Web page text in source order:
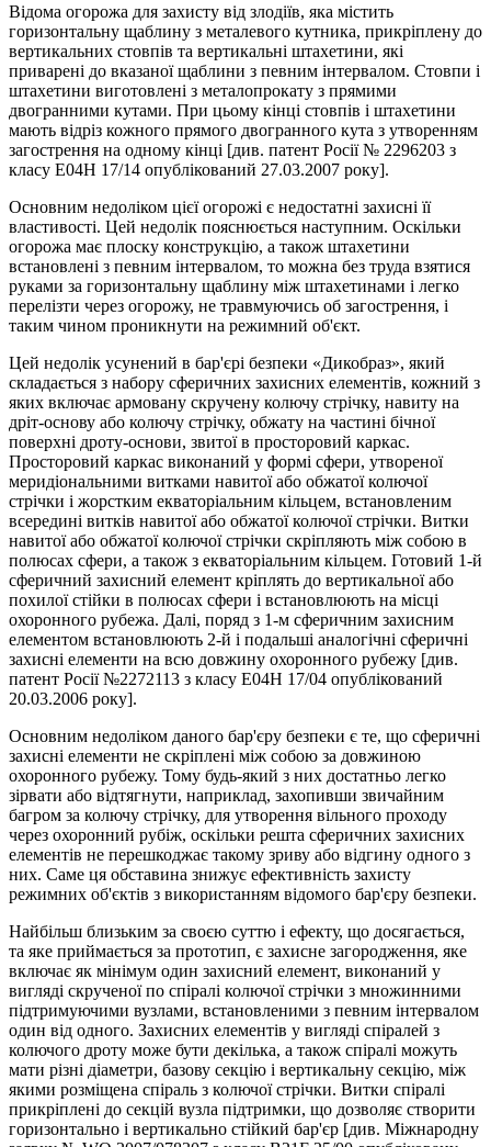
Відома огорожа для захисту від злодіїв, яка містить
горизонтальну щаблину з металевого кутника, прикріплену до
вертикальних стовпів та вертикальні штахетини, які
приварені до вказаної щаблини з певним інтервалом. Стовпи і
штахетини виготовлені з металопрокату з прямими
двогранними кутами. При цьому кінці стовпів і штахетини
мають відріз кожного прямого двогранного кута з утворенням
загострення на одному кінці [див. патент Росії № 2296203 з
класу Е04Н 17/14 опублікований 27.03.2007 року].
Основним недоліком цієї огорожі є недостатні захисні її
властивості. Цей недолік пояснюється наступним. Оскільки
огорожа має плоску конструкцію, а також штахетини
встановлені з певним інтервалом, то можна без труда взятися
руками за горизонтальну щаблину між штахетинами і легко
перелізти через огорожу, не травмуючись об загострення, і
таким чином проникнути на режимний об'єкт.
Цей недолік усунений в бар'єрі безпеки «Дикобраз», який
складається з набору сферичних захисних елементів, кожний з
яких включає армовану скручену колючу стрічку, навиту на
дріт-основу або колючу стрічку, обжату на частині бічної
поверхні дроту-основи, звитої в просторовий каркас.
Просторовий каркас виконаний у формі сфери, утвореної
меридіональними витками навитої або обжатої колючої
стрічки і жорстким екваторіальним кільцем, встановленим
всередині витків навитої або обжатої колючої стрічки. Витки
навитої або обжатої колючої стрічки скріпляють між собою в
полюсах сфери, а також з екваторіальним кільцем. Готовий 1-й
сферичний захисний елемент кріплять до вертикальної або
похилої стійки в полюсах сфери і встановлюють на місці
охоронного рубежа. Далі, поряд з 1-м сферичним захисним
елементом встановлюють 2-й і подальші аналогічні сферичні
захисні елементи на всю довжину охоронного рубежу [див.
патент Росії №2272113 з класу Е04Н 17/04 опублікований
20.03.2006 року].
Основним недоліком даного бар'єру безпеки є те, що сферичні
захисні елементи не скріплені між собою за довжиною
охоронного рубежу. Тому будь-який з них достатньо легко
зірвати або відтягнути, наприклад, захопивши звичайним
багром за колючу стрічку, для утворення вільного проходу
через охоронний рубіж, оскільки решта сферичних захисних
елементів не перешкоджає такому зриву або відгину одного з
них. Саме ця обставина знижує ефективність захисту
режимних об'єктів з використанням відомого бар'єру безпеки.
Найбільш близьким за своєю суттю і ефекту, що досягається,
та яке приймається за прототип, є захисне загородження, яке
включає як мінімум один захисний елемент, виконаний у
вигляді скрученої по спіралі колючої стрічки з множинними
підтримуючими вузлами, встановленими з певним інтервалом
один від одного. Захисних елементів у вигляді спіралей з
колючого дроту може бути декілька, а також спіралі можуть
мати різні діаметри, базову секцію і вертикальну секцію, між
якими розміщена спіраль з колючої стрічки. Витки спіралі
прикріплені до секцій вузла підтримки, що дозволяє створити
горизонтально і вертикально стійкий бар'єр [див. Міжнародну